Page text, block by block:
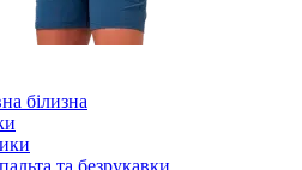
білизна
та безрукавки